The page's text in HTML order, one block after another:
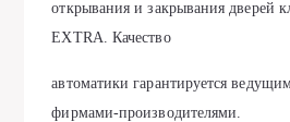
открывания и закрывания дверей
EXTRA. Качество
автоматики гарантируется
фирмами-производителями.